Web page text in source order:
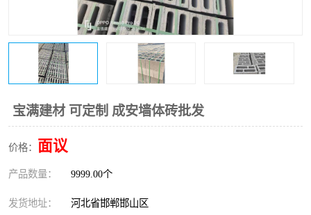
宝满建材 可定制 成安墙体砖批发
价格： 面议
产品数量： 9999.00个
发货地址： 河北省邯郸邯山区